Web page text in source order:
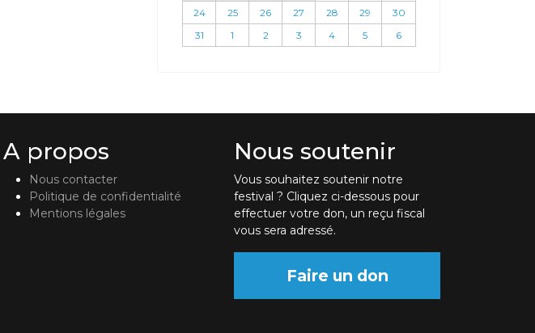
24
25 26 27 28 29
30
31
1 2 3 4 5 6
A propos
Nous contacter
Politique de confidentialité
Mentions légales
Nous soutenir
Vous souhaitez soutenir notre
festival ? Cliquez ci-dessous pour
effectuer votre don, un reçu fiscal
vous sera adressé.
Faire un don